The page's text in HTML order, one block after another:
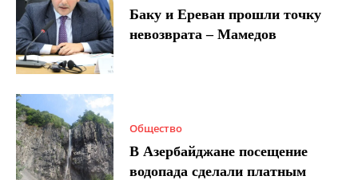
Баку и Ереван прошли точку
невозврата – Мамедов
Общество
В Азербайджане посещение
водопада сделали платным